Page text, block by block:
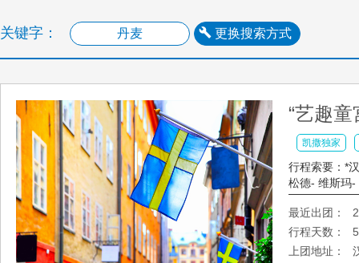
关键字： 更换搜索方式
“艺趣
凯撒独家
行程索要：*
松德- 维斯玛-
最近出团：
行程天数：
上团地址：